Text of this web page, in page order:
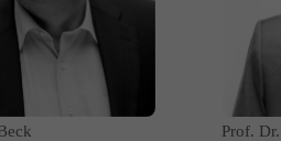
Prof.